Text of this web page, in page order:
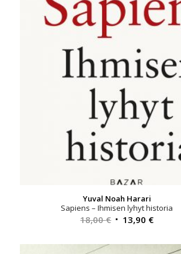
Yuval Noah Harari
Sapiens – Ihmisen lyhyt historia
18,00€ Alkuperäinen
oli:
13,90 €
on: